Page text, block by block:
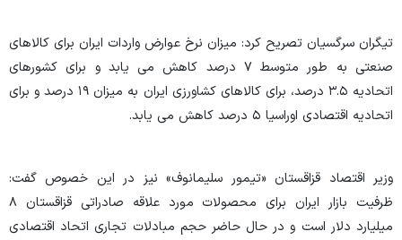
تیگران سرگسیان تصریح کرد: میزان نرخ عوارض واردات ایران برای کالاهای
صنعتی به طور متوسط ۷ درصد کاهش می یابد و برای کشورهای
اتحادیه ۳.۵ درصد، برای کالاهای کشاورزی ایران به میزان ۱۹ درصد و برای
اتحادیه اقتصادی اوراسیا ۵ درصد کاهش می یابد
.
وزیر اقتصاد قزاقستان «تیمور سلیمانوف» نیز در این خصوص گفت:
ظرفیت بازار ایران برای محصولات مورد علاقه صادراتی قزاقستان ۸
میلیارد دلار است و در حال حاضر حجم مبادلات تجاری اتحاد اقتصادی